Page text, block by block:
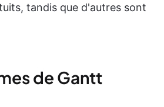
tandis que d'autres sont
de Gantt